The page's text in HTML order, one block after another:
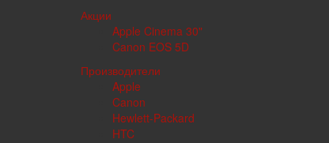
Акции
Apple Cinema 30"
Canon EOS 5D
Производители
Apple
Canon
Hewlett-Packard
HTC